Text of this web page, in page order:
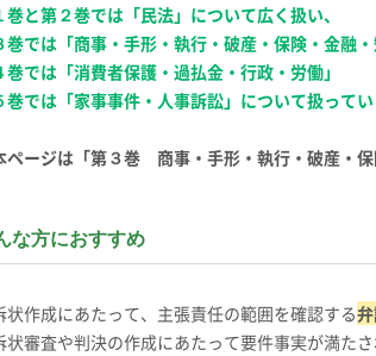
巻と第２巻では「民法」について広く扱い、
巻では「商事・手形・執行・破産・保険・金融・
巻では「消費者保護・過払金・行政・労働」
巻では「家事事件・人事訴訟」について扱ってい
ージは「第３巻 商事・手形・執行・破産・保
な方におすすめ
状作成にあたって、主張責任の範囲を確認する
状審査や判決の作成にあたって要件事実が満た